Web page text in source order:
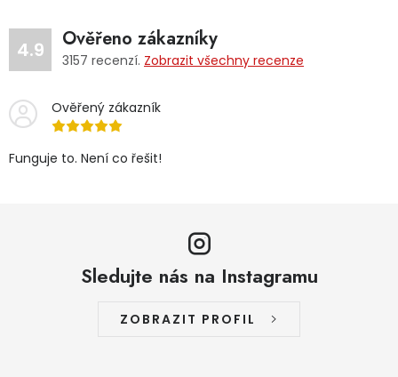
4.9 Ověřeno zákazníky
3157 recenzí. Zobrazit všechny recenze
Ověřený zákazník
Funguje to. Není co řešit!
Sledujte nás na Instagramu
ZOBRAZIT PROFIL